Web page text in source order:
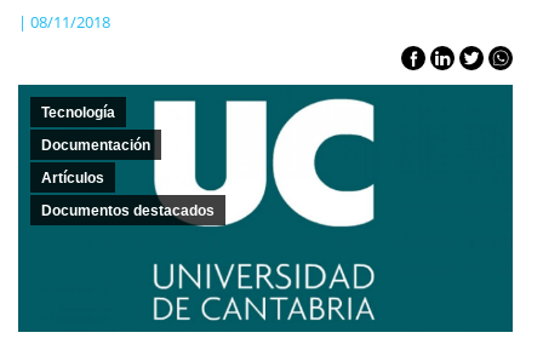
| 08/11/2018
Tecnología
Documentación
Artículos
Documentos destacados